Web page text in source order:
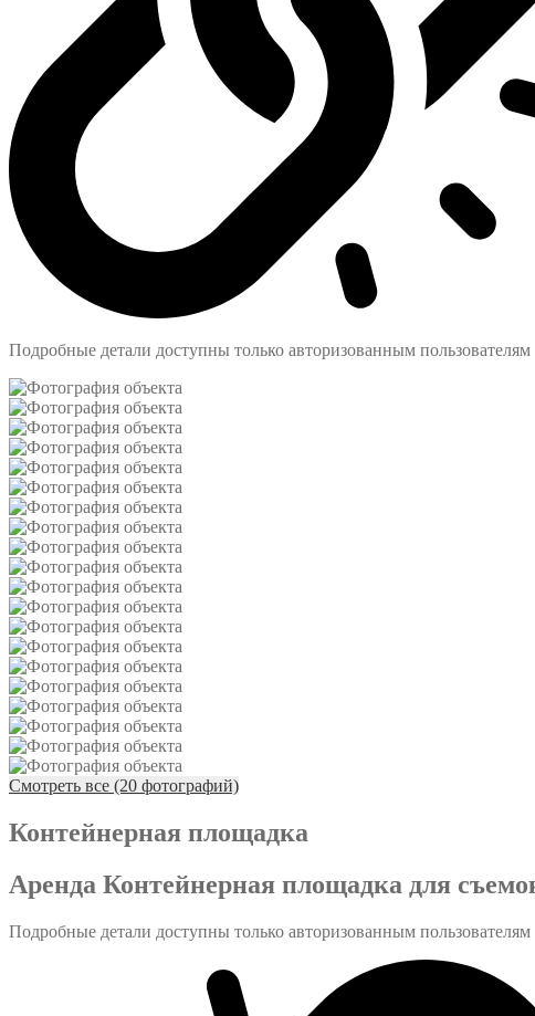
Подробные детали доступны только авторизованным пользователям
Смотреть все (20 фотографий)
Контейнерная площадка
Аренда Контейнерная площадка для
Подробные детали доступны только авторизованным пользователям